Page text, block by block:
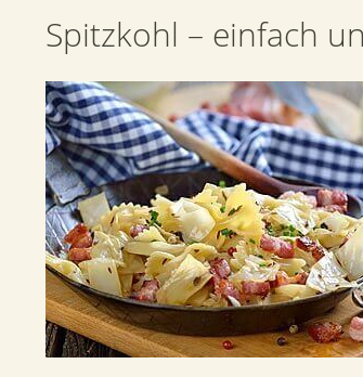
Spitzkohl – einfach